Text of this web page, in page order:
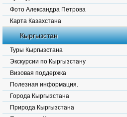
Фото Александра Петрова
Карта Казахстана
Кыргызстан
Туры Кыргызстана
Экскурсии по Кыргызстану
Визовая поддержка
Полезная информация.
Города Кыргызстана
Природа Кыргызстана